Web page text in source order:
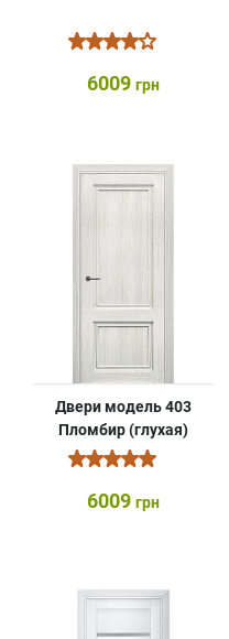
6009 грн
Двери модель 403
Пломбир (глухая)
6009 грн